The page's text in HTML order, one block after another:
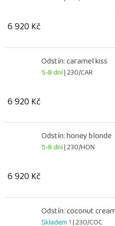
6 920 Kč
Odstín: caramel kiss
5-8 dní| 230/CAR
6 920 Kč
Odstín: honey blonde
5-8 dní| 230/HON
6 920 Kč
Odstín: coconut
Skladem 1| 230/COC